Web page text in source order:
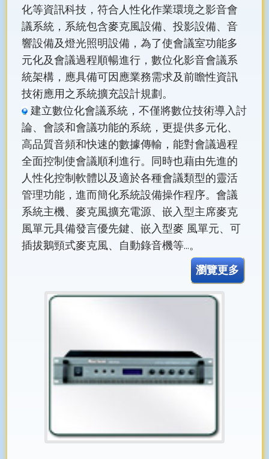
化等資訊科技，符合人性化作業環境之影音會
議系統，系統包含麥克風設備、投影設備、音
響設備及燈光照明設備，為了使會議室功能多
元化及會議過程順暢進行，數位化影音會議系
統架構，應具備可因應業務需求及前瞻性資訊
技術應用之系統擴充設計規劃。
建立數位化會議系統，不僅將數位技術導入討
論、會談和會議功能的系統，更提供多元化、
高品質音頻和快速的數據傳輸，能對會議過程
全面控制使會議順利進行。同時也藉由先進的
人性化控制軟體以及適於各種會議類型的靈活
管理功能，進而簡化系統設備操作程序。會議
系統主機、麥克風擴充電源、嵌入型主席麥克
風單元具備發言優先鍵、嵌入型麥 風單元、可
插拔鵝頸式麥克風、自動錄音機等...。
瀏覽更多